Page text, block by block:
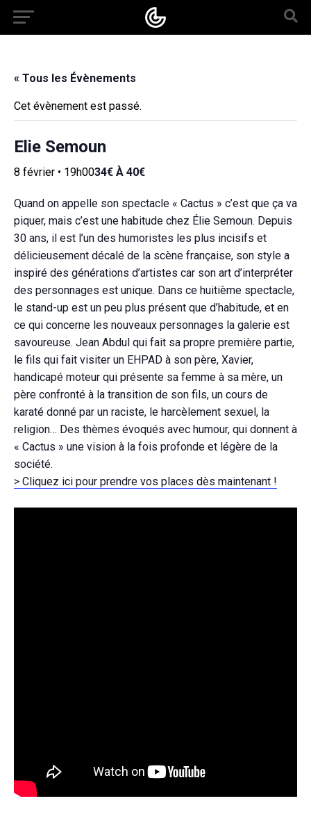
« Tous les Évènements
Cet évènement est passé.
Elie Semoun
8 février • 19h0034€ À 40€
Quand on appelle son spectacle « Cactus » c’est que ça va
piquer, mais c’est une habitude chez Élie Semoun. Depuis
30 ans, il est l’un des humoristes les plus incisifs et
délicieusement décalé de la scène française, son style a
inspiré des générations d’artistes car son art d’interpréter
des personnages est unique. Dans ce huitième spectacle,
le stand-up est un peu plus présent que d’habitude, et en
ce qui concerne les nouveaux personnages la galerie est
savoureuse. Jean Abdul qui fait sa propre première partie,
le fils qui fait visiter un EHPAD à son père, Xavier,
handicapé moteur qui présente sa femme à sa mère, un
père confronté à la transition de son fils, un cours de
karaté donné par un raciste, le harcèlement sexuel, la
religion… Des thèmes évoqués avec humour, qui donnent à
« Cactus » une vision à la fois profonde et légère de la
société.
> Cliquez ici pour prendre vos places dès maintenant !